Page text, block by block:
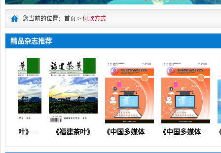
您当前的位置：首页 > 付款方式
精品杂志推荐
《福建茶叶》（茶文化茶产业茶科技茶经济教育教学非遗文创） 《福建茶叶》 《中国多媒体与网络教学学报》（在线投稿） 《中国多媒体与网络教学学报》